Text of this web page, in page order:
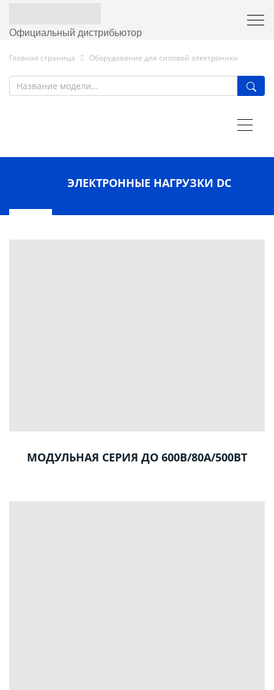
Официальный дистрибьютор
Главная страница Оборудование для силовой электроники
ЭЛЕКТРОННЫЕ НАГРУЗКИ DC
МОДУЛЬНАЯ СЕРИЯ ДО 600В/80А/500ВТ